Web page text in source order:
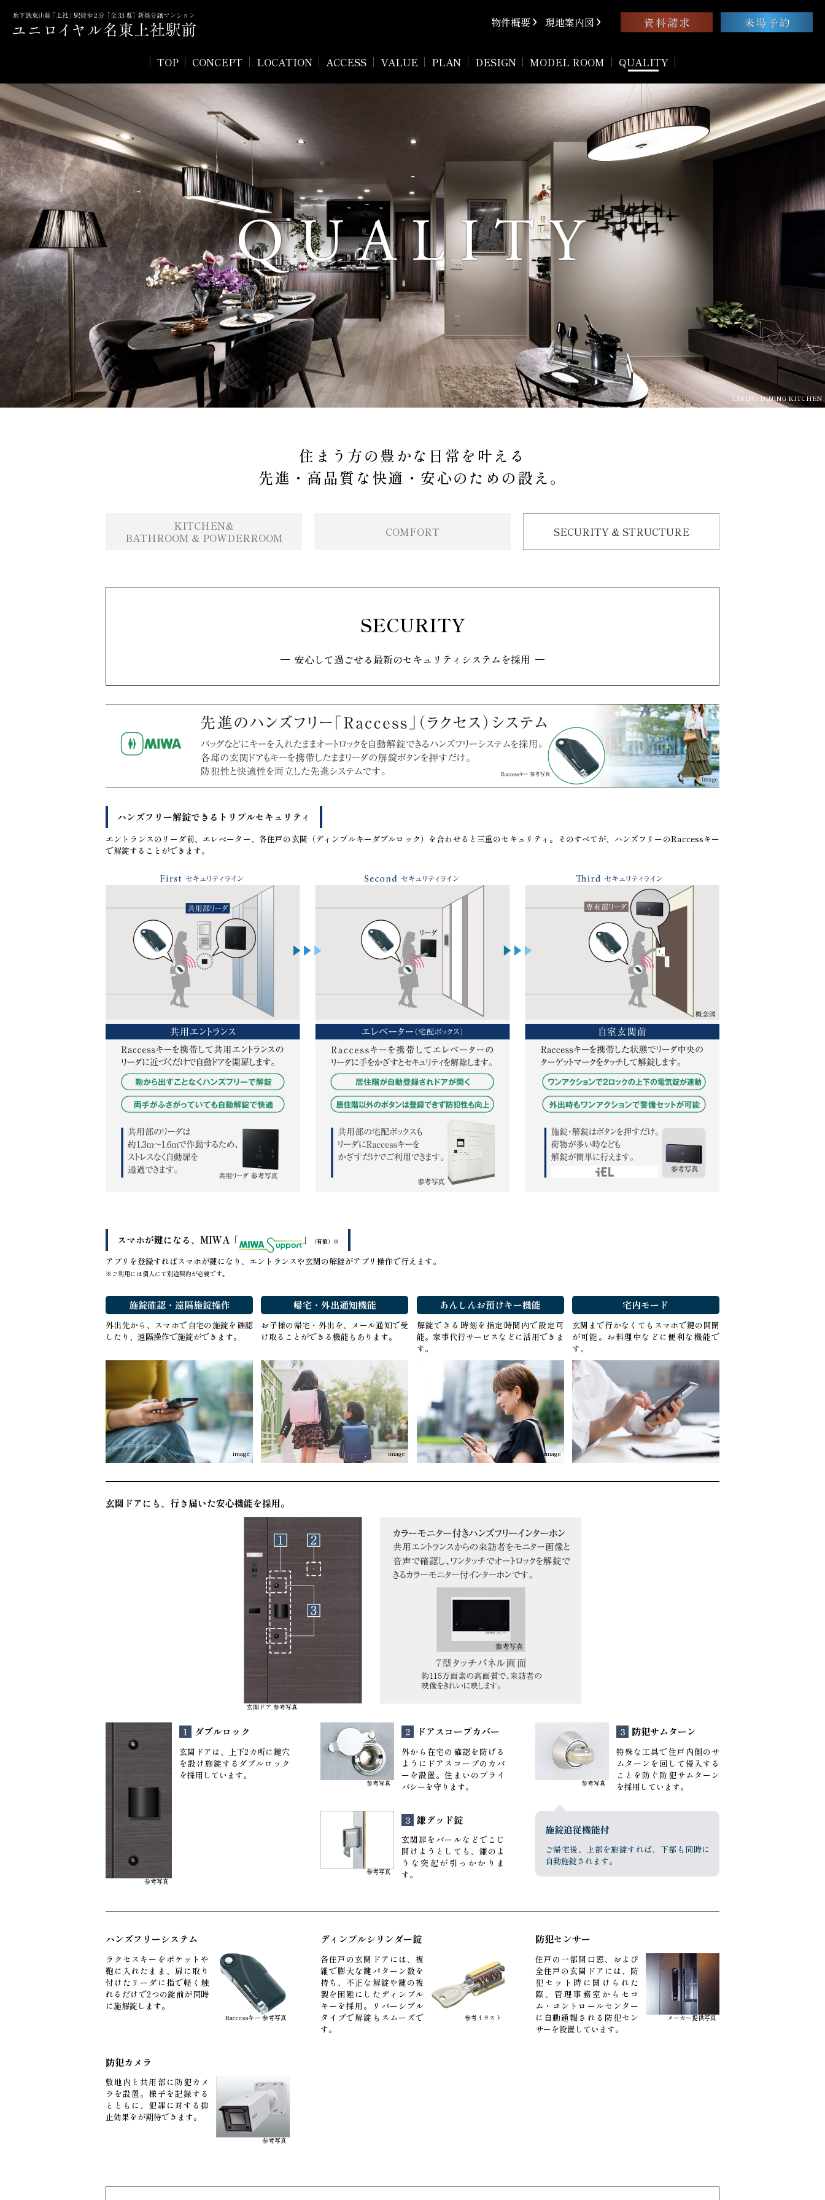
物件概要 現地案内図
TOP CONCEPT LOCATION ACCESS VALUE PLAN DESIGN MODEL ROOM QUALITY
LIVING DINING KITCHEN
住まう方の豊かな日常を叶える
先進・高品質な快適・安心のための設え。
KITCHEN&
BATHROOM & POWDERROOM
COMFORT SECURITY & STRUCTURE
SECURITY
安心して過ごせる最新のセキュリティシステムを採用
ハンズフリー解錠できるトリプルセキュリティ
エントランスのリーダ前、エレベーター、各住戸の玄関（ディンプルキーダブルロック）を合わせると三重のセキュリティ。そのすべてが、ハンズフリーのRaccessキー
で解錠することができます。
スマホが鍵になる、 MIWA「 」 （有償）※
アプリを登録すればスマホが鍵になり、エントランスや玄関の解錠がアプリ操作で行えます。
※ご利用には個人にて別途契約が必要です。
施錠確認・遠隔施錠操作
外出先から、スマホで自宅の施錠を確認
したり、遠隔操作で施錠ができます。
image
帰宅・外出通知機能
お子様の帰宅・外出を、メール通知で受
け取ることができる機能もあります。
image
あんしんお預けキー機能
解錠できる時刻を指定時間内で設定可
能。家事代行サービスなどに活用できま
す。
image
宅内モード
玄関まで行かなくてもスマホで鍵の開閉
が可能。お料理中などに便利な機能で
す。
image
玄関ドアにも、行き届いた安心機能を採用。
玄関ドア 参考写真
参考写真
1 ダブルロック
玄関ドアは、上下2カ所に鍵穴
を設け施錠するダブルロック
を採用しています。
参考写真
2 ドアスコープカバー
外から在宅の確認を防げる
ようにドアスコープのカバ
ーを設置。住まいのプライ
バシーを守ります。
参考写真
3 鎌デッド錠
玄関扉をバールなどでこじ
開けようとしても、鎌のよ
うな突起が引っかかりま
す。
参考写真
3 防犯サムターン
特殊な工具で住戸内側のサ
ムターンを回して侵入する
ことを防ぐ防犯サムターン
を採用しています。
施錠追従機能付
ご帰宅後、上部を施錠すれば、下部も同時に
自動施錠されます。
ハンズフリーシステム
ラクセスキーをポケットや
鞄に入れたまま、扉に取り
付けたリーダに指で軽く触
れるだけで2つの錠前が同時
に施解錠します。
Raccessキー 参考写真
ディンプルシリンダー錠
各住戸の玄関ドアには、複
雑で膨大な鍵パターン数を
持ち、不正な解錠や鍵の複
製を困難にしたディンプル
キーを採用。リバーシブル
タイプで解錠もスムーズで
す。
参考イラスト
防犯センサー
住戸の一部開口窓、および
全住戸の玄関ドアには、防
犯セット時に開けられた
際、管理事務室からセコ
ム・コントロールセンター
に自動通報される防犯セン
サーを設置しています。
メーカー提供写真
防犯カメラ
敷地内と共用部に防犯カメ
ラを設置。様子を記録する
とともに、犯罪に対する抑
止効果をが期待できます。
参考写真